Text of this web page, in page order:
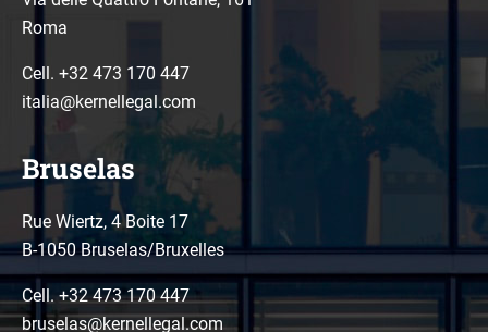
Roma
Cell. +32 473 170 447
italia@kernellegal.com
Bruselas
Rue Wiertz, 4 Boite 17
B-1050 Bruselas/Bruxelles
Cell. +32 473 170 447
bruselas@kernellegal.com